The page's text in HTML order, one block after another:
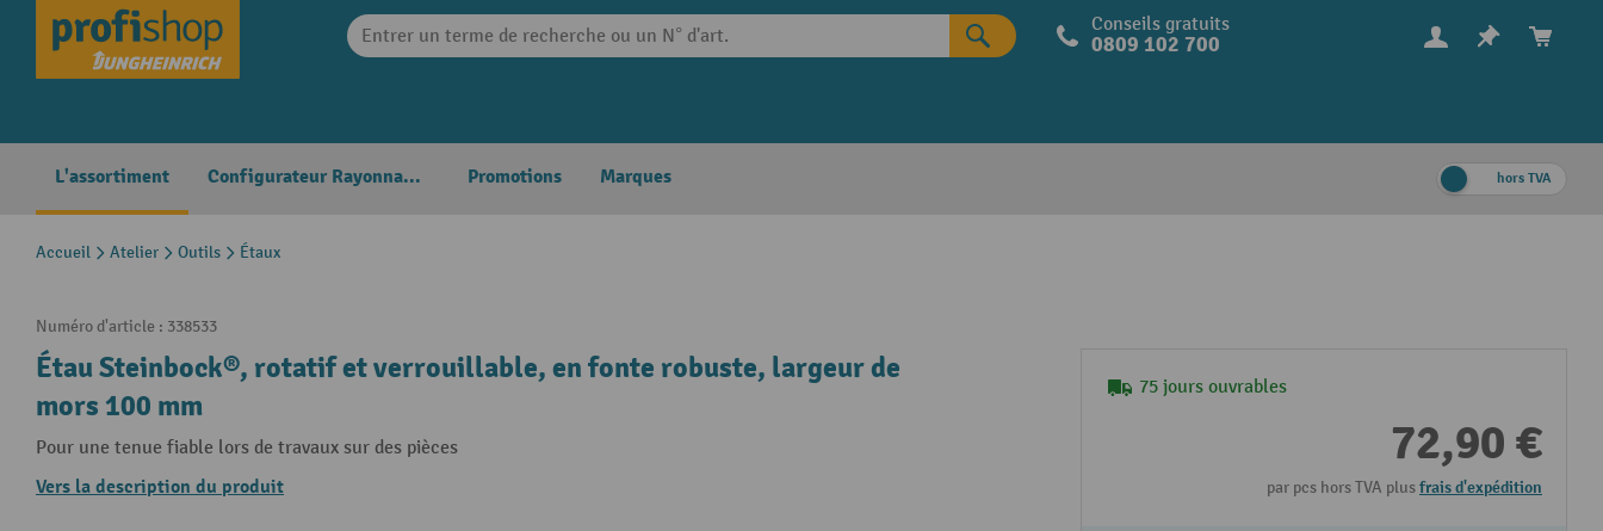
Skip to main navigation Conseils gratuits
0809 102 700
L'assortiment Configurateur Rayonnages Promotions Marques hors TVA
Accueil Atelier Outils Étaux
Numéro d'article : 338533
Étau Steinbock®, rotatif et verrouillable, en fonte robuste, largeur de
mors 100 mm
Pour une tenue fiable lors de travaux sur des pièces
Vers la description du produit
75 jours ouvrables
72,90 €
par pcs hors TVA plusfrais d'expédition